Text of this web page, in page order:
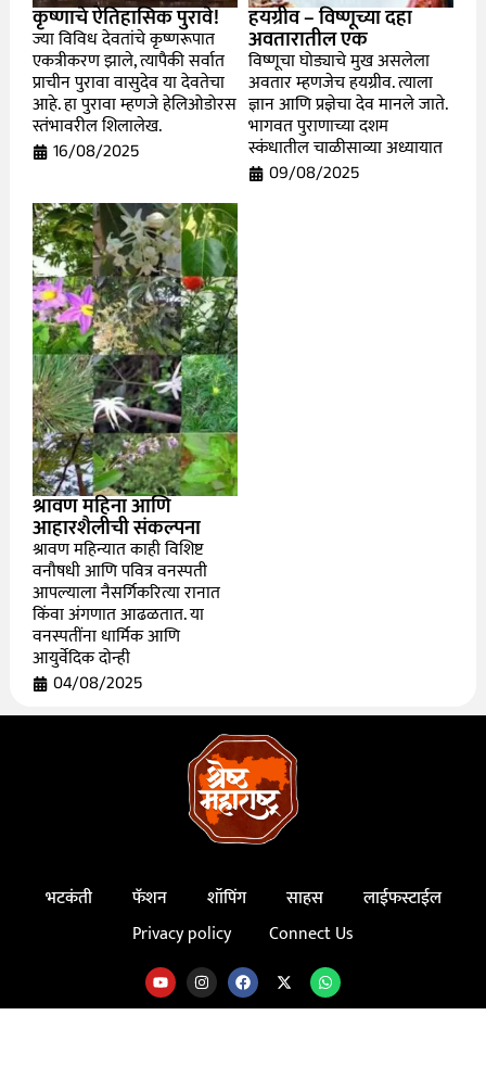
कृष्णाचे ऐतिहासिक पुरावे!
ज्या विविध देवतांचे कृष्णरूपात
एकत्रीकरण झाले, त्यापैकी सर्वात
प्राचीन पुरावा वासुदेव या देवतेचा
आहे. हा पुरावा म्हणजे हेलिओडोरस
स्तंभावरील शिलालेख.
16/08/2025
हयग्रीव – विष्णूच्या दहा
अवतारातील एक
विष्णूचा घोड्याचे मुख असलेला
अवतार म्हणजेच हयग्रीव. त्याला
ज्ञान आणि प्रज्ञेचा देव मानले जाते.
भागवत पुराणाच्या दशम
स्कंधातील चाळीसाव्या अध्यायात
09/08/2025
श्रावण महिना आणि
आहारशैलीची संकल्पना
श्रावण महिन्यात काही विशिष्ट
वनौषधी आणि पवित्र वनस्पती
आपल्याला नैसर्गिकरित्या रानात
किंवा अंगणात आढळतात. या
वनस्पतींना धार्मिक आणि
आयुर्वेदिक दोन्ही
04/08/2025
भटकंती फॅशन शॉपिंग साहस
लाईफस्टाईल
Privacy policy
Connect Us